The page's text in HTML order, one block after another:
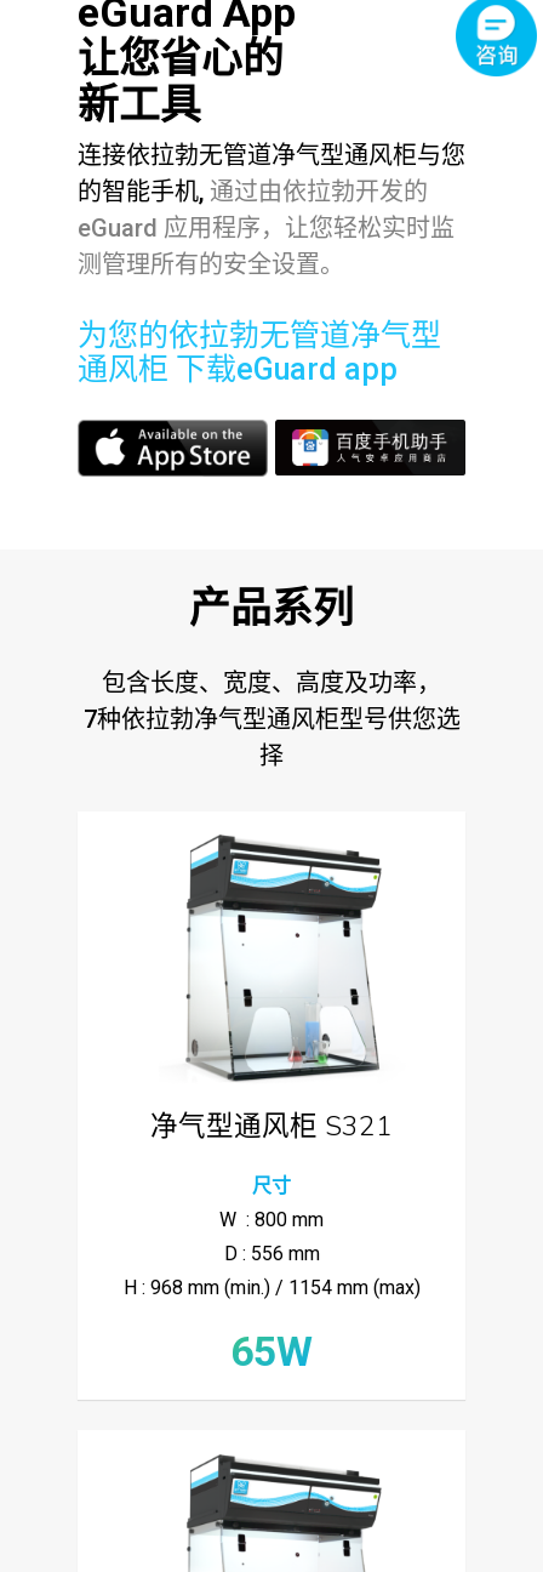
eGuard App
让您省心的
新工具
连接依拉勃无管道净气型通风柜与您
的智能手机, 通过由依拉勃开发的
eGuard 应用程序，让您轻松实时监
测管理所有的安全设置。
为您的依拉勃无管道净气型
通风柜 下载eGuard app
产品系列
包含长度、宽度、高度及功率，
7种依拉勃净气型通风柜型号供您选
择
净气型通风柜 S321
尺寸
W : 800 mm
D : 556 mm
H : 968 mm (min.) / 1154 mm (max)
65W